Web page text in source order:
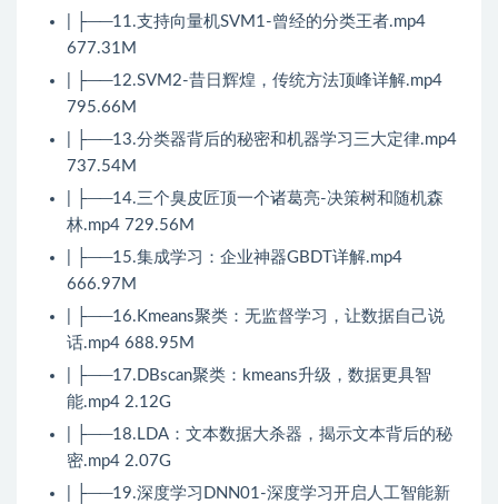
| ├──11.支持向量机SVM1-曾经的分类王者.mp4
677.31M
| ├──12.SVM2-昔日辉煌，传统方法顶峰详解.mp4
795.66M
| ├──13.分类器背后的秘密和机器学习三大定律.mp4
737.54M
| ├──14.三个臭皮匠顶一个诸葛亮-决策树和随机森
林.mp4 729.56M
| ├──15.集成学习：企业神器GBDT详解.mp4
666.97M
| ├──16.Kmeans聚类：无监督学习，让数据自己说
话.mp4 688.95M
| ├──17.DBscan聚类：kmeans升级，数据更具智
能.mp4 2.12G
| ├──18.LDA：文本数据大杀器，揭示文本背后的秘
密.mp4 2.07G
| ├──19.深度学习DNN01-深度学习开启人工智能新